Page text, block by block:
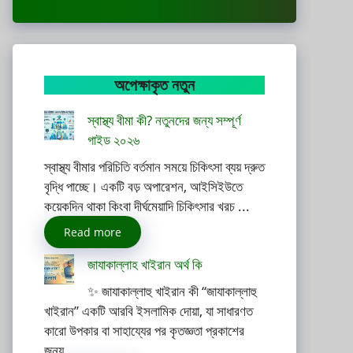
অপেক্ষাকৃত নতুন
স্বাস্থ্য বীমা কী? নতুনদের জন্য সম্পূর্ণ
গাইড ২০২৬
স্বাস্থ্য বীমার পরিচিতি বর্তমান সময়ে চিকিৎসা ব্যয় দ্রুত
বৃদ্ধি পাচ্ছে। একটি বড় অপারেশন, আইসিইউতে
কয়েকদিন থাকা কিংবা দীর্ঘমেয়াদি চিকিৎসার খরচ ...
Read more
জাযাকাল্লাহ খাইরান অর্থ কি
✨ জাযাকাল্লাহু খাইরান কী “জাযাকাল্লাহু
খাইরান” একটি আরবি ইসলামিক দোয়া, যা সাধারণত
কারো উপকার বা সাহায্যের পর কৃতজ্ঞতা প্রকাশের